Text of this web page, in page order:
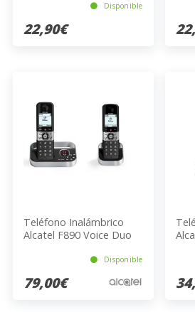
Disponible
22,90€
Teléfono Inalámbrico
Alcatel F890 Voice Duo
Disponible
79,00€